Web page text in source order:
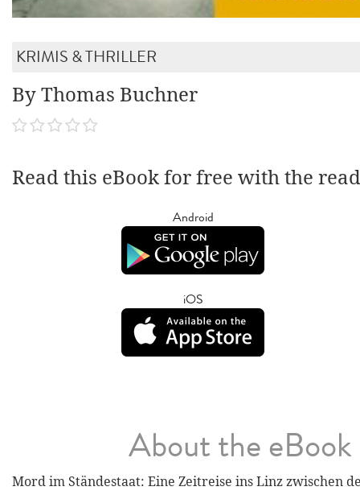
KRIMIS & THRILLER
By Thomas Buchner
Read this eBook for free with the
Android
iOS
About the eBook
Mord im Ständestaat: Eine Zeitreise ins Linz zwischen